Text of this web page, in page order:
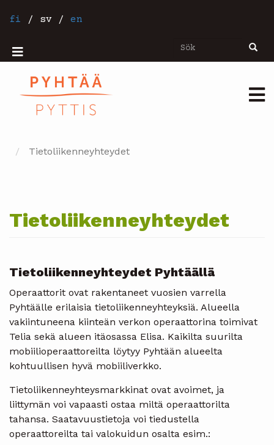
tillfi / sv / en
Sök Sök
Mobiilivalikko
Tietoliikenneyhteydet
Tietoliikenneyhteydet
Tietoliikenneyhteydet Pyhtäällä
Operaattorit ovat rakentaneet vuosien varrella
Pyhtäälle erilaisia tietoliikenneyhteyksiä. Alueella
vakiintuneena kiinteän verkon operaattorina toimivat
Telia sekä alueen itäosassa Elisa. Kaikilta suurilta
mobiilioperaattoreilta löytyy Pyhtään alueelta
kohtuullisen hyvä mobiiliverkko.
Tietoliikenneyhteysmarkkinat ovat avoimet, ja
liittymän voi vapaasti ostaa miltä operaattorilta
tahansa. Saatavuustietoja voi tiedustella
operaattoreilta tai valokuidun osalta esim.: